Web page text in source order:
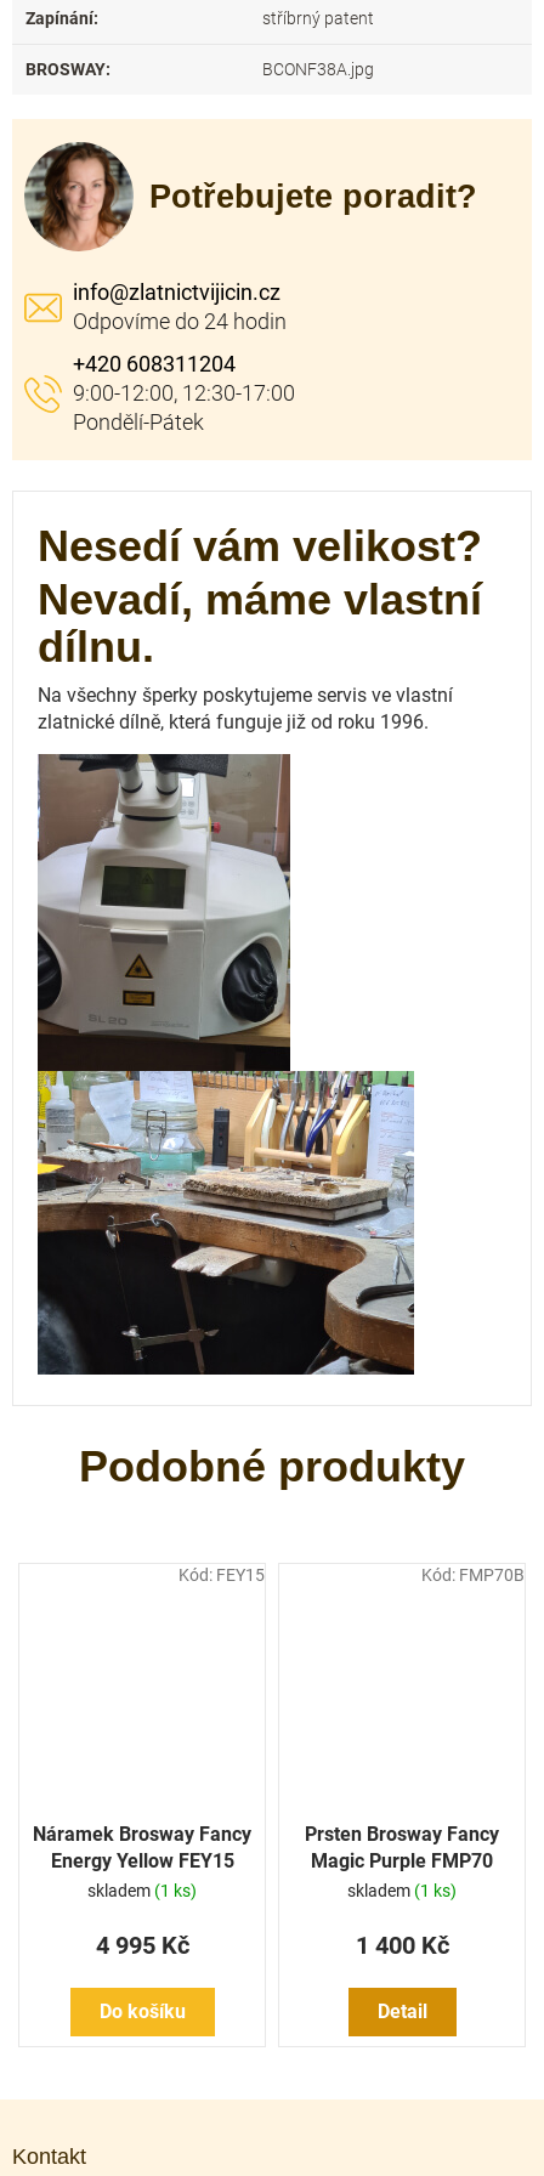
Zapínání: stříbrný patent
BROSWAY: BCONF38A.jpg
Potřebujete poradit?
info@zlatnictvijicin.cz
+420 608311204
Náramek Brosway Fancy
Energy Yellow FEY15
skladem (1 ks)
4 995 Kč
Do košíku
Kód: FEY15
Prsten Brosway Fancy
Magic Purple FMP70
skladem (1 ks)
1 400 Kč
Detail
Kód: FMP70B
Nesedí vám velikost?
Nevadí, máme vlastní
dílnu.
Na všechny šperky poskytujeme servis ve vlastní
zlatnické dílně, která funguje již od roku 1996.
Kontakt